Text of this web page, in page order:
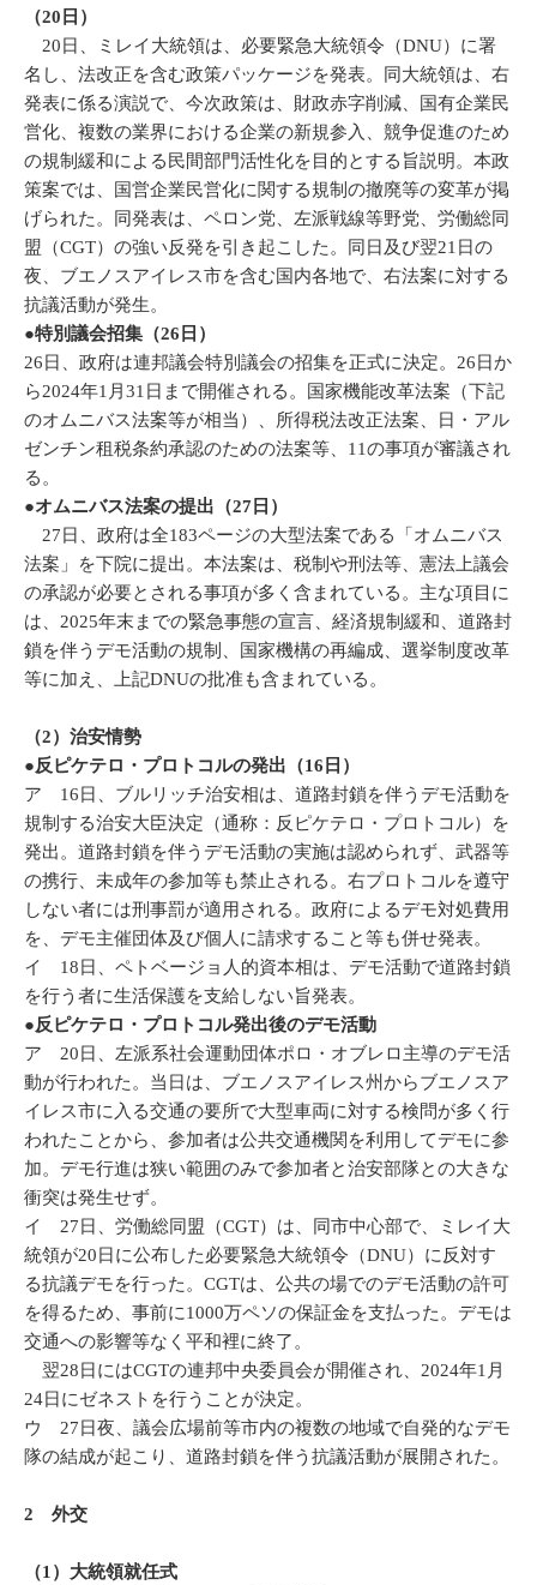
（20日）
20日、ミレイ大統領は、必要緊急大統領令（DNU）に署
名し、法改正を含む政策パッケージを発表。同大統領は、右
発表に係る演説で、今次政策は、財政赤字削減、国有企業民
営化、複数の業界における企業の新規参入、競争促進のため
の規制緩和による民間部門活性化を目的とする旨説明。本政
策案では、国営企業民営化に関する規制の撤廃等の変革が掲
げられた。同発表は、ペロン党、左派戦線等野党、労働総同
盟（CGT）の強い反発を引き起こした。同日及び翌21日の
夜、ブエノスアイレス市を含む国内各地で、右法案に対する
抗議活動が発生。
●特別議会招集（26日）
26日、政府は連邦議会特別議会の招集を正式に決定。26日か
ら2024年1月31日まで開催される。国家機能改革法案（下記
のオムニバス法案等が相当）、所得税法改正法案、日・アル
ゼンチン租税条約承認のための法案等、11の事項が審議され
る。
●オムニバス法案の提出（27日）
27日、政府は全183ページの大型法案である「オムニバス
法案」を下院に提出。本法案は、税制や刑法等、憲法上議会
の承認が必要とされる事項が多く含まれている。主な項目に
は、2025年末までの緊急事態の宣言、経済規制緩和、道路封
鎖を伴うデモ活動の規制、国家機構の再編成、選挙制度改革
等に加え、上記DNUの批准も含まれている。
（2）治安情勢
●反ピケテロ・プロトコルの発出（16日）
ア 16日、ブルリッチ治安相は、道路封鎖を伴うデモ活動を
規制する治安大臣決定（通称：反ピケテロ・プロトコル）を
発出。道路封鎖を伴うデモ活動の実施は認められず、武器等
の携行、未成年の参加等も禁止される。右プロトコルを遵守
しない者には刑事罰が適用される。政府によるデモ対処費用
を、デモ主催団体及び個人に請求すること等も併せ発表。
イ 18日、ペトベージョ人的資本相は、デモ活動で道路封鎖
を行う者に生活保護を支給しない旨発表。
●反ピケテロ・プロトコル発出後のデモ活動
ア 20日、左派系社会運動団体ポロ・オブレロ主導のデモ活
動が行われた。当日は、ブエノスアイレス州からブエノスア
イレス市に入る交通の要所で大型車両に対する検問が多く行
われたことから、参加者は公共交通機関を利用してデモに参
加。デモ行進は狭い範囲のみで参加者と治安部隊との大きな
衝突は発生せず。
イ 27日、労働総同盟（CGT）は、同市中心部で、ミレイ大
統領が20日に公布した必要緊急大統領令（DNU）に反対す
る抗議デモを行った。CGTは、公共の場でのデモ活動の許可
を得るため、事前に1000万ペソの保証金を支払った。デモは
交通への影響等なく平和裡に終了。
翌28日にはCGTの連邦中央委員会が開催され、2024年1月
24日にゼネストを行うことが決定。
ウ 27日夜、議会広場前等市内の複数の地域で自発的なデモ
隊の結成が起こり、道路封鎖を伴う抗議活動が展開された。
2 外交
（1）大統領就任式